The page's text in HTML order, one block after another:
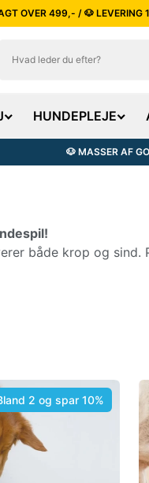
OVER 499,- / 🐶 LEVERING
HUNDEPLEJE
🐶 MASSER AF
både krop og
2 og spar 10%